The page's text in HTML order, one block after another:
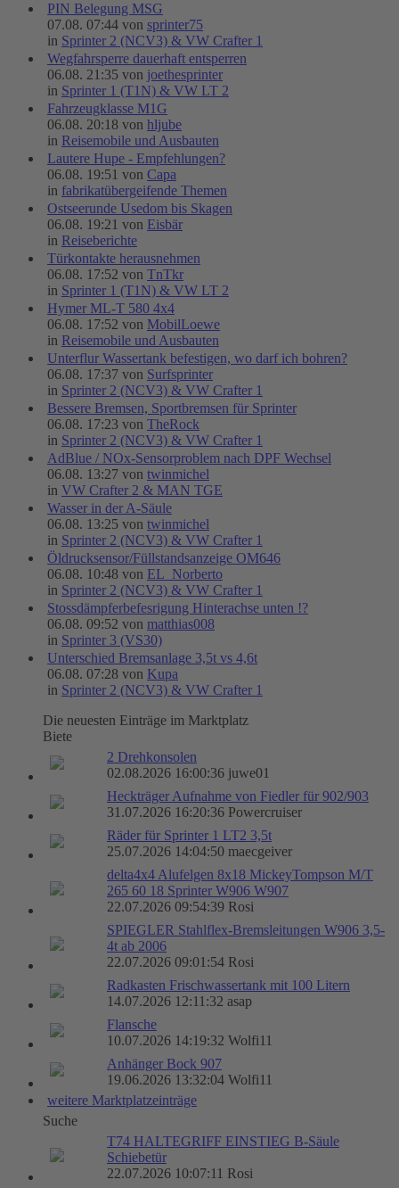
PIN Belegung MSG
07.08. 07:44 von sprinter75
in Sprinter 2 (NCV3) & VW Crafter 1
Wegfahrsperre dauerhaft entsperren
06.08. 21:35 von joethesprinter
in Sprinter 1 (T1N) & VW LT 2
Fahrzeugklasse M1G
06.08. 20:18 von hljube
in Reisemobile und Ausbauten
Lautere Hupe - Empfehlungen?
06.08. 19:51 von Capa
in fabrikatübergeifende Themen
Ostseerunde Usedom bis Skagen
06.08. 19:21 von Eisbär
in Reiseberichte
Türkontakte herausnehmen
06.08. 17:52 von TnTkr
in Sprinter 1 (T1N) & VW LT 2
Hymer ML-T 580 4x4
06.08. 17:52 von MobilLoewe
in Reisemobile und Ausbauten
Unterflur Wassertank befestigen, wo darf ich bohren?
06.08. 17:37 von Surfsprinter
in Sprinter 2 (NCV3) & VW Crafter 1
Bessere Bremsen, Sportbremsen für Sprinter
06.08. 17:23 von TheRock
in Sprinter 2 (NCV3) & VW Crafter 1
AdBlue / NOx-Sensorproblem nach DPF Wechsel
06.08. 13:27 von twinmichel
in VW Crafter 2 & MAN TGE
Wasser in der A-Säule
06.08. 13:25 von twinmichel
in Sprinter 2 (NCV3) & VW Crafter 1
Öldrucksensor/Füllstandsanzeige OM646
06.08. 10:48 von EL_Norberto
in Sprinter 2 (NCV3) & VW Crafter 1
Stossdämpferbefesrigung Hinterachse unten !?
06.08. 09:52 von matthias008
in Sprinter 3 (VS30)
Unterschied Bremsanlage 3,5t vs 4,6t
06.08. 07:28 von Kupa
in Sprinter 2 (NCV3) & VW Crafter 1
Die neuesten Einträge im Marktplatz
Biete
2 Drehkonsolen
02.08.2026 16:00:36 juwe01
Heckträger Aufnahme von Fiedler für 902/903
31.07.2026 16:20:36 Powercruiser
Räder für Sprinter 1 LT2 3,5t
25.07.2026 14:04:50 maecgeiver
delta4x4 Alufelgen 8x18 MickeyTompson M/T
265 60 18 Sprinter W906 W907
22.07.2026 09:54:39 Rosi
SPIEGLER Stahlflex-Bremsleitungen W906 3,5-
4t ab 2006
22.07.2026 09:01:54 Rosi
Radkasten Frischwassertank mit 100 Litern
14.07.2026 12:11:32 asap
Flansche
10.07.2026 14:19:32 Wolfi11
Anhänger Bock 907
19.06.2026 13:32:04 Wolfi11
weitere Marktplatzeinträge
Suche
T74 HALTEGRIFF EINSTIEG B-Säule
Schiebetür
22.07.2026 10:07:11 Rosi